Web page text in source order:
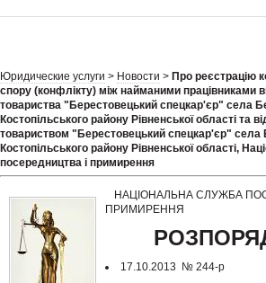
Юридические услуги > Новости > Про реєстрацію
спору (конфлікту) між найманими працівниками
товариства "Берестовецький спецкар'єр" села
Костопільського району Рівненської області та
товариством "Берестовецький спецкар'єр" села
Костопільського району Рівненської області,
посередництва і примирення
НАЦІОНАЛЬНА СЛУЖБА
ПРИМИРЕННЯ
17.10.2013 № 244-р